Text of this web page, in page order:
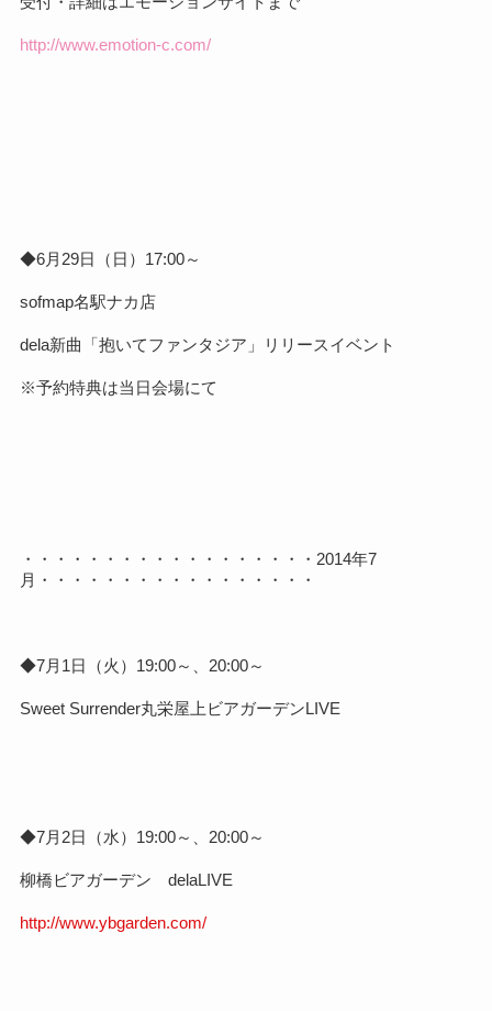
http://www.emotion-c.com/
◆6月29日（日）17:00～
sofmap名駅ナカ店
dela新曲「抱いてファンタジア」リリースイベント
※予約特典は当日会場にて
・・・・・・・・・・・・・・・・・・2014年7
月・・・・・・・・・・・・・・・・・
◆7月1日（火）19:00～、20:00～
Sweet Surrender丸栄屋上ビアガーデンLIVE
◆7月2日（水）19:00～、20:00～
柳橋ビアガーデン delaLIVE
http://www.ybgarden.com/